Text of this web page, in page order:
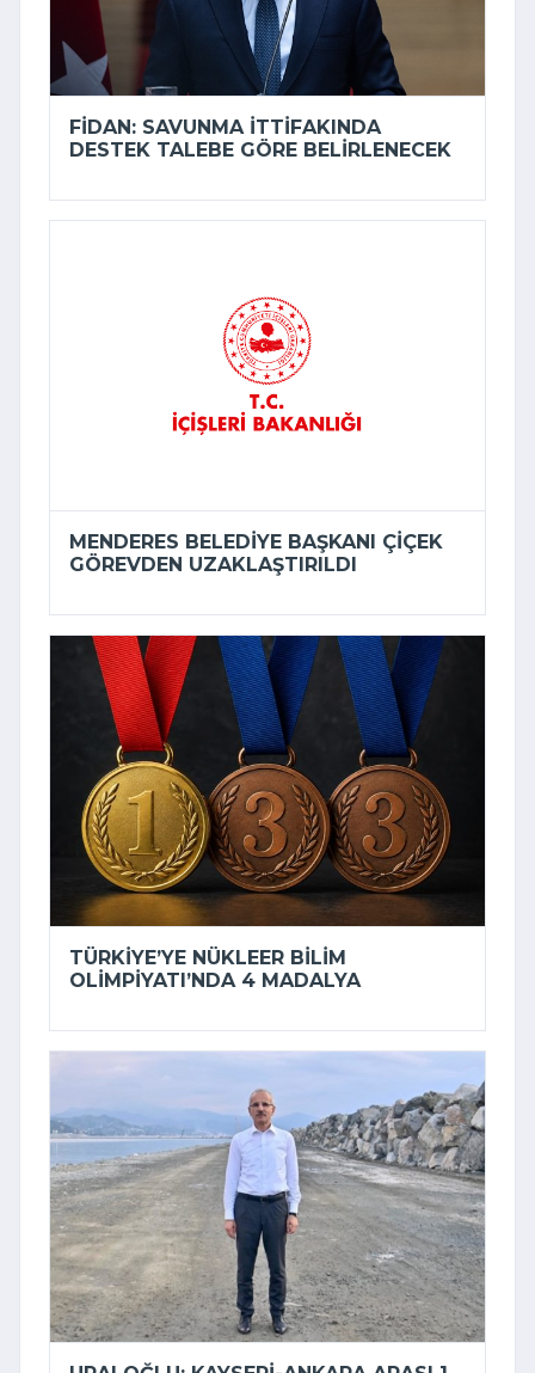
FIDAN: SAVUNMA ITTIFAKINDA
DESTEK TALEBE GÖRE BELIRLENECEK
MENDERES BELEDIYE BAŞKANI ÇIÇEK
GÖREVDEN UZAKLAŞTIRILDI
TÜRKIYE’YE NÜKLEER BILIM
OLIMPIYATI’NDA 4 MADALYA